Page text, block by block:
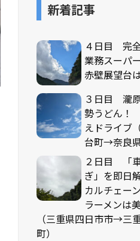
新着記事
４日目 完
業務スーパ
赤壁展望台
３日目 瀧
勢うどん！
えドライブ
台町→奈良
２日目 「
ぎ」を即日
カルチェー
ラーメンは
（三重県四日市市→三
町）